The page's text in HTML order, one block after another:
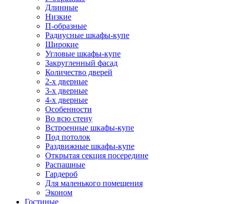
Длинные
Низкие
П-образные
Радиусные шкафы-купе
Широкие
Угловые шкафы-купе
Закругленный фасад
Количество дверей
2-х дверные
3-х дверные
4-х дверные
Особенности
Во всю стену
Встроенные шкафы-купе
Под потолок
Раздвижные шкафы-купе
Открытая секция посередине
Распашные
Гардероб
Для маленького помещения
Эконом
Гостиные